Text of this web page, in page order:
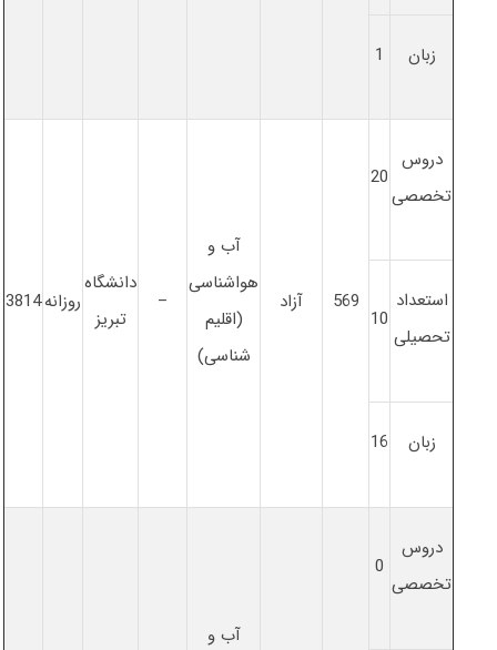
زبان 1
دروس
تخصصی
20
569 آزاد
آب و
هواشناسی
(اقلیم
شناسی)
–
دانشگاه
تبریز
روزانه3814
استعداد
تحصیلی
10
زبان 16
دروس
تخصصی
0
آب و